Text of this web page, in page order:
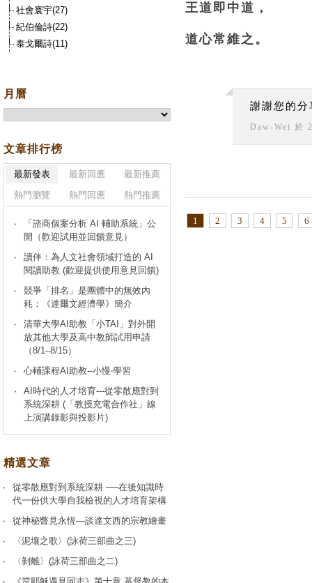
王道即中道，
道心常維之。
謝謝您的分
Daw-Wei 於
1 2 3 4 5 6
社會寰宇(27)
紀伯倫詩(22)
泰戈爾詩(11)
月曆
文章排行榜
最新發表 最新回應
最新推薦
熱門瀏覽
熱門回應 熱門推薦
「諮商個案分析 AI 輔助系統」公
開（歡迎試用並回饋意見）
讀伴：為人文社會領域打造的 AI
閱讀助教 (歡迎提供使用意見回饋)
競爭「排名」是團體中的無效內
耗：《達爾文經濟學》簡介
清華大學AI助教「小TAI」對外開
放其他大學及高中教師試用申請
（8/1–8/15）
心輔課程AI助教--小慢‧學習
AI時代的人才培育---從零散應對到
系統深耕 (「教授充電合作社」線
上演講錄影與投影片)
精選文章
從零散應對到系統深耕 ──在後知識時
代一份供大學自我檢視的人才培育架構
從神秘瞥見永恆—談達文西的宗教繪畫
〈泥壤之歌〉(詠荷三部曲之三)
〈剝離〉(詠荷三部曲之二)